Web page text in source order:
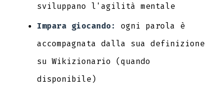
sviluppano l'agilità mentale
Impara giocando:
ogni parola è
accompagnata dalla sua definizione
su Wikizionario (quando
disponibile)